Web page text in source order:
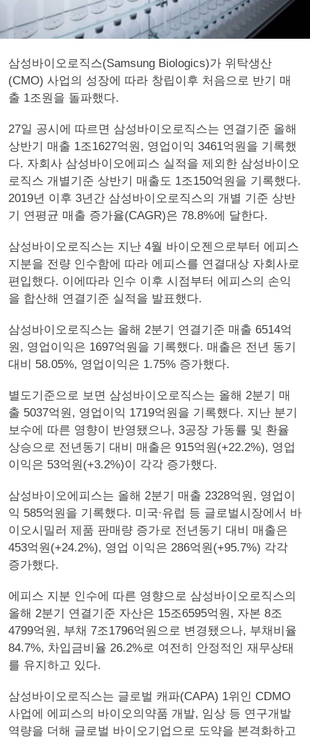
삼성바이오로직스(Samsung Biologics)가 위탁생산
(CMO) 사업의 성장에 따라 창립이후 처음으로 반기 매
출 1조원을 돌파했다.
27일 공시에 따르면 삼성바이오로직스는 연결기준 올해
상반기 매출 1조1627억원, 영업이익 3461억원을 기록했
다. 자회사 삼성바이오에피스 실적을 제외한 삼성바이오
로직스 개별기준 상반기 매출도 1조150억원을 기록했다.
2019년 이후 3년간 삼성바이오로직스의 개별 기준 상반
기 연평균 매출 증가율(CAGR)은 78.8%에 달한다.
삼성바이오로직스는 지난 4월 바이오젠으로부터 에피스
지분을 전량 인수함에 따라 에피스를 연결대상 자회사로
편입했다. 이에따라 인수 이후 시점부터 에피스의 손익
을 합산해 연결기준 실적을 발표했다.
삼성바이오로직스는 올해 2분기 연결기준 매출 6514억
원, 영업이익은 1697억원을 기록했다. 매출은 전년 동기
대비 58.05%, 영업이익은 1.75% 증가했다.
별도기준으로 보면 삼성바이오로직스는 올해 2분기 매
출 5037억원, 영업이익 1719억원을 기록했다. 지난 분기
보수에 따른 영향이 반영됐으나, 3공장 가동률 및 환율
상승으로 전년동기 대비 매출은 915억원(+22.2%), 영업
이익은 53억원(+3.2%)이 각각 증가했다.
삼성바이오에피스는 올해 2분기 매출 2328억원, 영업이
익 585억원을 기록했다. 미국∙유럽 등 글로벌시장에서 바
이오시밀러 제품 판매량 증가로 전년동기 대비 매출은
453억원(+24.2%), 영업 이익은 286억원(+95.7%) 각각
증가했다.
에피스 지분 인수에 따른 영향으로 삼성바이오로직스의
올해 2분기 연결기준 자산은 15조6595억원, 자본 8조
4799억원, 부채 7조1796억원으로 변경됐으나, 부채비율
84.7%, 차입금비율 26.2%로 여전히 안정적인 재무상태
를 유지하고 있다.
삼성바이오로직스는 글로벌 캐파(CAPA) 1위인 CDMO
사업에 에피스의 바이오의약품 개발, 임상 등 연구개발
역량을 더해 글로벌 바이오기업으로 도약을 본격화하고